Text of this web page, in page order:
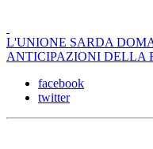
L'UNIONE SARDA
ANTICIPAZIONI DELLA
facebook
twitter